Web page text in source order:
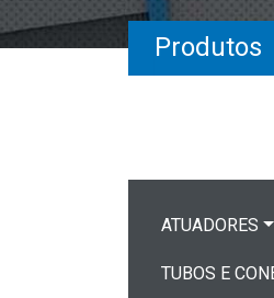
Produtos
ATUADORES
TUBOS E